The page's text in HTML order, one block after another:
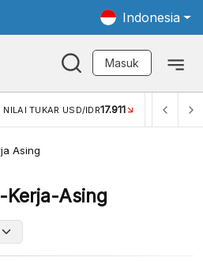
Indonesia
Masuk
NILAI TUKAR USD/IDR17.911 INFLASI
Asing
Kerja-Asing